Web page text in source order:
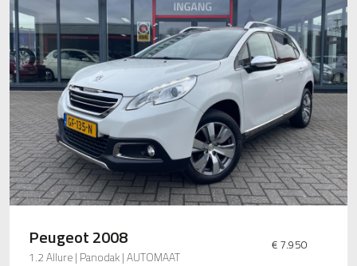
Peugeot 2008
1.2 Allure | Panodak | AUTOMAAT
€ 7.950